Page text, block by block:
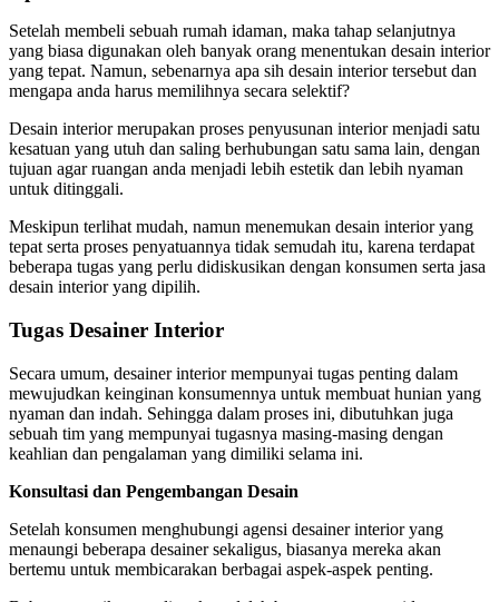
Setelah membeli sebuah rumah idaman, maka tahap selanjutnya
yang biasa digunakan oleh banyak orang menentukan desain interior
yang tepat. Namun, sebenarnya apa sih desain interior tersebut dan
mengapa anda harus memilihnya secara selektif?
Desain interior merupakan proses penyusunan interior menjadi satu
kesatuan yang utuh dan saling berhubungan satu sama lain, dengan
tujuan agar ruangan anda menjadi lebih estetik dan lebih nyaman
untuk ditinggali.
Meskipun terlihat mudah, namun menemukan desain interior yang
tepat serta proses penyatuannya tidak semudah itu, karena terdapat
beberapa tugas yang perlu didiskusikan dengan konsumen serta jasa
desain interior yang dipilih.
Tugas Desainer Interior
Secara umum, desainer interior mempunyai tugas penting dalam
mewujudkan keinginan konsumennya untuk membuat hunian yang
nyaman dan indah. Sehingga dalam proses ini, dibutuhkan juga
sebuah tim yang mempunyai tugasnya masing-masing dengan
keahlian dan pengalaman yang dimiliki selama ini.
Konsultasi dan Pengembangan Desain
Setelah konsumen menghubungi agensi desainer interior yang
menaungi beberapa desainer sekaligus, biasanya mereka akan
bertemu untuk membicarakan berbagai aspek-aspek penting.